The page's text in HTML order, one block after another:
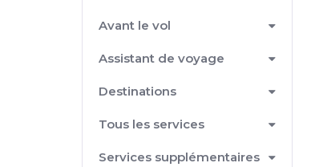
Avant le vol
Assistant de voyage
Destinations
Tous les services
Services supplémentaires